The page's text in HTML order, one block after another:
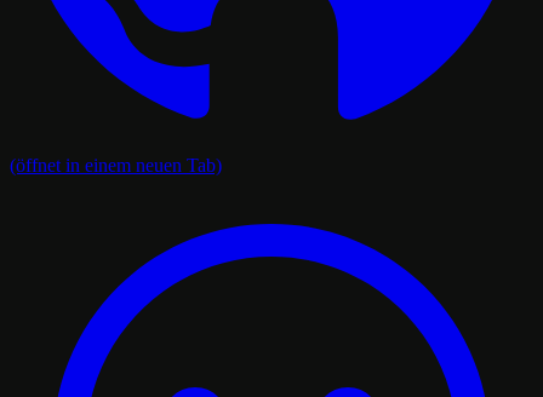
(öffnet in einem neuen Tab)